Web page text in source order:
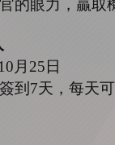
的眼力，贏
月 25日
到 7天，每天